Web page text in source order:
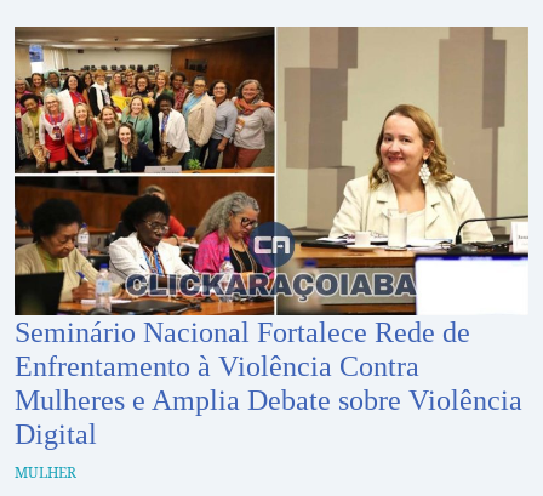
Seminário Nacional Fortalece Rede de
Enfrentamento à Violência Contra
Mulheres e Amplia Debate sobre Violência
Digital
MULHER